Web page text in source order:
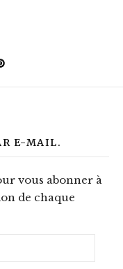
E-MAIL.
vous abonner à
de chaque